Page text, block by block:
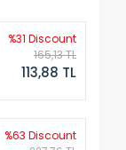
%31 Discount
165,13 TL
113,88 TL
%63 Discount